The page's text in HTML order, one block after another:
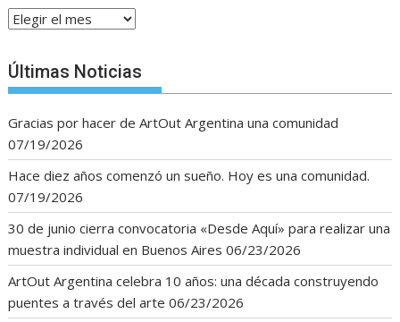
Archivos
Últimas Noticias
Gracias por hacer de ArtOut Argentina una comunidad
07/19/2026
Hace diez años comenzó un sueño. Hoy es una comunidad.
07/19/2026
30 de junio cierra convocatoria «Desde Aquí» para realizar una
muestra individual en Buenos Aires 06/23/2026
ArtOut Argentina celebra 10 años: una década construyendo
puentes a través del arte 06/23/2026